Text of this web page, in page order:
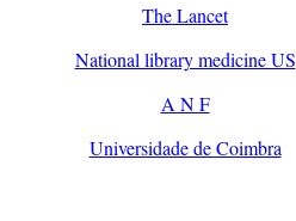
The Lancet
National library medicine US
A N F
Universidade de Coimbra